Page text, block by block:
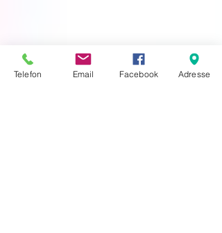
Telefon Email Facebook Adresse